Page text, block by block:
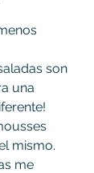
son
una
mismo.
me